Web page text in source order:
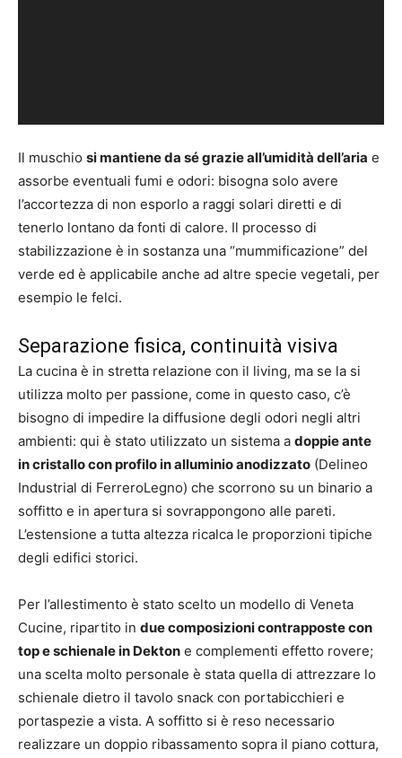
Il muschio si mantiene da sé grazie all’umidità dell’aria e
assorbe eventuali fumi e odori: bisogna solo avere
l’accortezza di non esporlo a raggi solari diretti e di
tenerlo lontano da fonti di calore. Il processo di
stabilizzazione è in sostanza una “mummificazione” del
verde ed è applicabile anche ad altre specie vegetali, per
esempio le felci.
Separazione fisica, continuità visiva
La cucina è in stretta relazione con il living, ma se la si
utilizza molto per passione, come in questo caso, c’è
bisogno di impedire la diffusione degli odori negli altri
ambienti: qui è stato utilizzato un sistema a doppie ante
in cristallo con profilo in alluminio anodizzato (Delineo
Industrial di FerreroLegno) che scorrono su un binario a
soffitto e in apertura si sovrappongono alle pareti.
L’estensione a tutta altezza ricalca le proporzioni tipiche
degli edifici storici.
Per l’allestimento è stato scelto un modello di Veneta
Cucine, ripartito in due composizioni contrapposte con
top e schienale in Dekton e complementi effetto rovere;
una scelta molto personale è stata quella di attrezzare lo
schienale dietro il tavolo snack con portabicchieri e
portaspezie a vista. A soffitto si è reso necessario
realizzare un doppio ribassamento sopra il piano cottura,